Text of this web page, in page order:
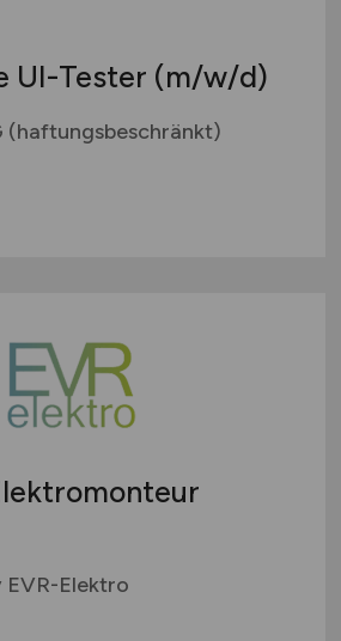
UI-Tester (m/w/d)
(haftungsbeschränkt)
EVR-Elektro